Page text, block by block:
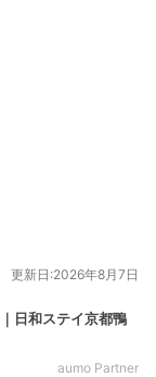
更新日:2026年8月7日
日和ステイ京都鴨
aumo Partner